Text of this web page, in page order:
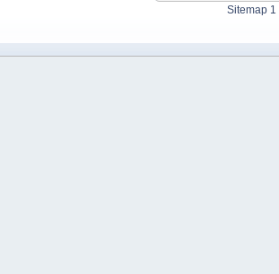
Sitemap 1